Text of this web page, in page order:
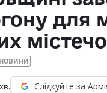
для
НОВИНИ
хв. Слідкуйте за